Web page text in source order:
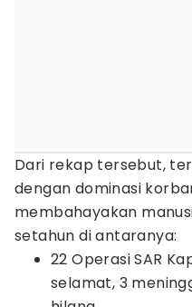
Dari rekap tersebut,
dengan dominasi
membahayakan
setahun di antaranya:
22 Operasi SAR
selamat, 3